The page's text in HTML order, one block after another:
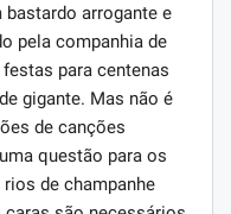
arrogante e
pela companhia de
para centenas
gigante. Mas não é
de canções
questão para os
de champanhe